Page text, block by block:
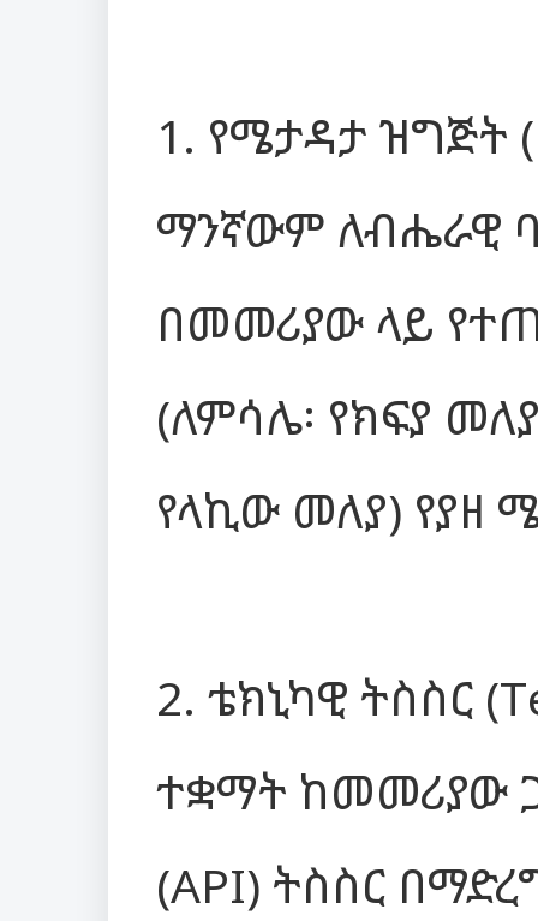
1. የሜታዳታ ዝግጅት
ማንኛውም ለብሔራዊ
በመመሪያው ላይ
(ለምሳሌ፡ የክፍያ
የላኪው መለያ) የያዘ
2. ቴክኒካዊ ትስስር
ተቋማት ከመመሪያው
(API) ትስስር